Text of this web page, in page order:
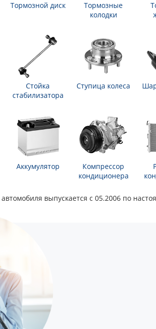
Тормозной диск
Тормозные
колодки
Стойка
стабилизатора
Ступица колеса
Аккумулятор
Компрессор
кондиционера
выпускается с 05.2006 по